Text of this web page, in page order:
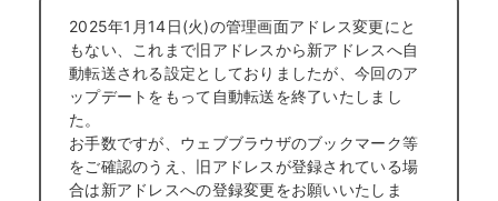
2025年1月14日(火)の管理画面アドレス変更にと
もない、これまで旧アドレスから新アドレスへ自
動転送される設定としておりましたが、今回のア
ップデートをもって自動転送を終了いたしまし
た。
お手数ですが、ウェブブラウザのブックマーク等
をご確認のうえ、旧アドレスが登録されている場
合は新アドレスへの登録変更をお願いいたしま